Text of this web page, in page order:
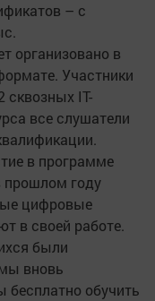
– с
организовано в
Участники
сквозных IT-
все слушатели
в программе
прошлом году
цифровые
в своей работе.
были
вновь
бесплатно обучить